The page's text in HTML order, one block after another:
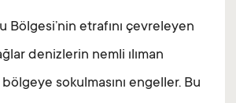
Bölgesi’nin etrafını çevreleyen
denizlerin nemli ılıman
bölgeye sokulmasını engeller. Bu